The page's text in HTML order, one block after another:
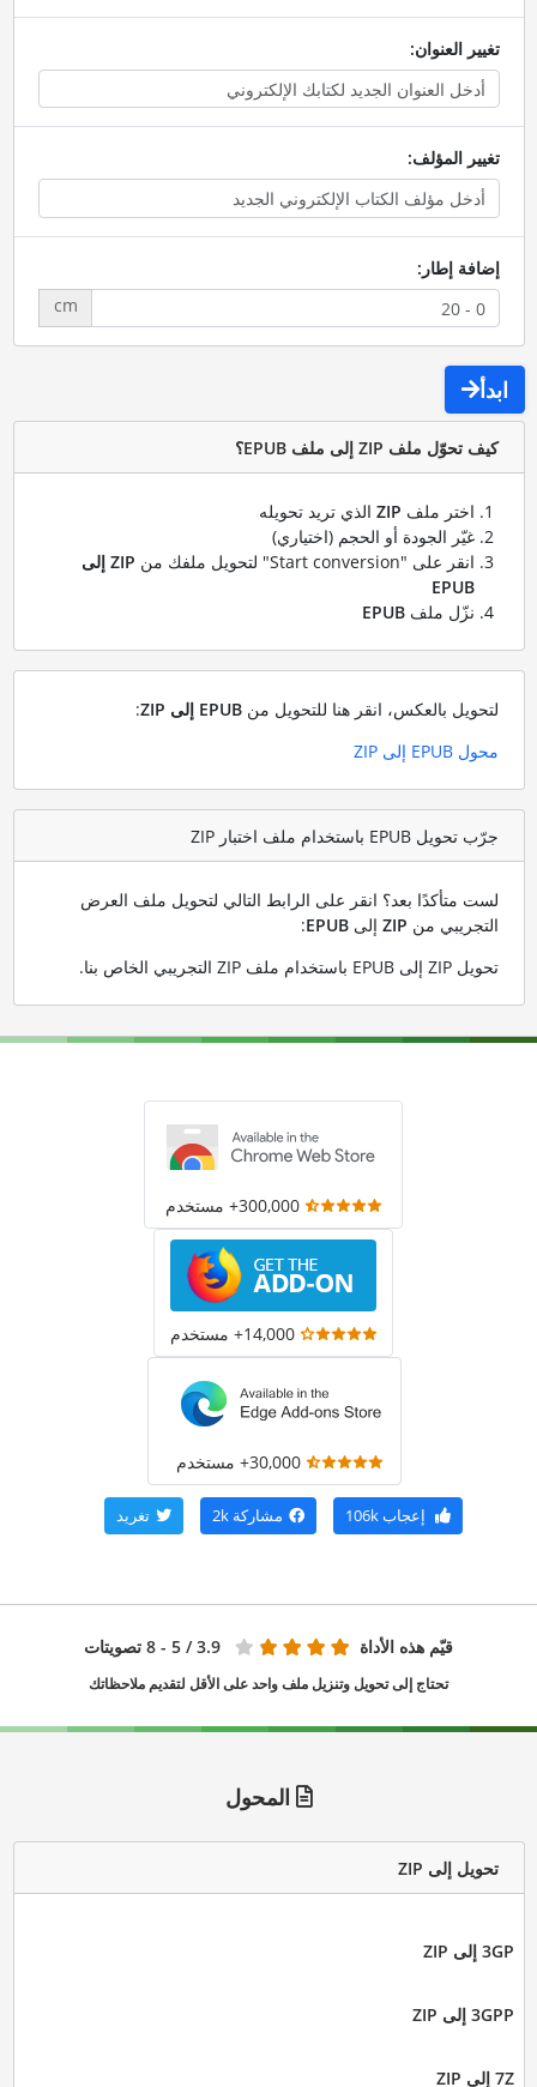
تغيير العنوان:
تغيير المؤلف:
إضافة إطار:
cm
ابدأ
كيف تحوّل ملف ZIP إلى ملف EPUB؟
اختر ملف ZIPالذي تريد تحويله
غيّر الجودة أو الحجم (اختياري)
انقر على "Start conversion" لتحويل ملفك من
ZIP إلى
EPUB
نزّل ملف EPUB
لتحويل بالعكس، انقر هنا للتحويل من EPUB إلى ZIP
:
محول EPUB إلى ZIP
جرّب تحويل EPUB باستخدام ملف اختبار ZIP
لست متأكدًا بعد؟ انقر على الرابط التالي لتحويل ملف العرض
التجريبي من ZIPإلى EPUB
:
تحويل ZIP إلى EPUB باستخدام ملف ZIP التجريبي الخاص بنا
.
300,000+ مستخدم
14,000+ مستخدم
30,000+ مستخدم
إعجاب106k مشاركة 2k تغريد
قيّم هذه الأداة 3.9 / 5 - 8 تصويتات
تحتاج إلى تحويل وتنزيل ملف واحد على الأقل لتقديم ملاحظاتك
المحول
تحويل إلى ZIP
3GP إلى ZIP
3GPP إلى ZIP
7Z إلى ZIP